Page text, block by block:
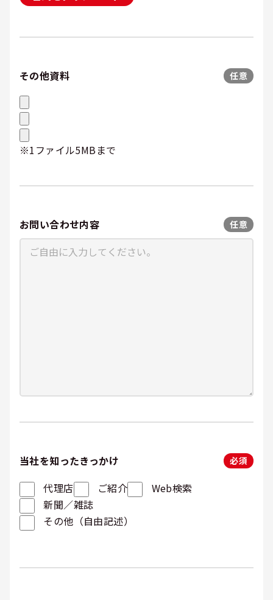
その他資料 任意
※1ファイル5MBまで
お問い合わせ内容 任意
当社を知ったきっかけ 必須
代理店 ご紹介
Web検索
新聞／雑誌
その他（自由記述）